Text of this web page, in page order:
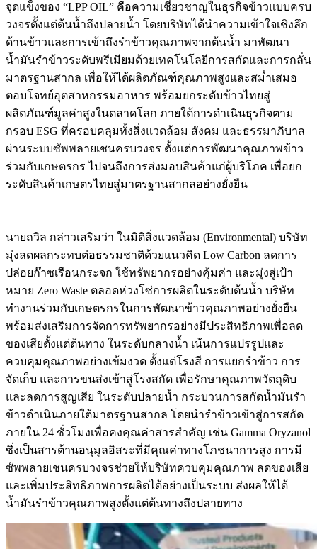
จุดแข็งของ “LPP OIL” คือความเชี่ยวชาญในธุรกิจข้าวแบบครบ
วงจรตั้งแต่ต้นน้ำถึงปลายน้ำ โดยบริษัทได้นำความเข้าใจเชิงลึก
ด้านข้าวและการเข้าถึงรำข้าวคุณภาพจากต้นน้ำ มาพัฒนา
น้ำมันรำข้าวระดับพรีเมียมด้วยเทคโนโลยีการสกัดและการกลั่น
มาตรฐานสากล เพื่อให้ได้ผลิตภัณฑ์คุณภาพสูงและสม่ำเสมอ
ตอบโจทย์อุตสาหกรรมอาหาร พร้อมยกระดับข้าวไทยสู่
ผลิตภัณฑ์มูลค่าสูงในตลาดโลก ภายใต้การดำเนินธุรกิจตาม
กรอบ ESG ที่ครอบคลุมทั้งสิ่งแวดล้อม สังคม และธรรมาภิบาล
ผ่านระบบซัพพลายเชนครบวงจร ตั้งแต่การพัฒนาคุณภาพข้าว
ร่วมกับเกษตรกร ไปจนถึงการส่งมอบสินค้าแก่ผู้บริโภค เพื่อยก
ระดับสินค้าเกษตรไทยสู่มาตรฐานสากลอย่างยั่งยืน
นายถวิล กล่าวเสริมว่า ในมิติสิ่งแวดล้อม (Environmental) บริษัท
มุ่งลดผลกระทบต่อธรรมชาติด้วยแนวคิด Low Carbon ลดการ
ปล่อยก๊าซเรือนกระจก ใช้ทรัพยากรอย่างคุ้มค่า และมุ่งสู่เป้า
หมาย Zero Waste ตลอดห่วงโซ่การผลิตในระดับต้นน้ำ บริษัท
ทำงานร่วมกับเกษตรกรในการพัฒนาข้าวคุณภาพอย่างยั่งยืน
พร้อมส่งเสริมการจัดการทรัพยากรอย่างมีประสิทธิภาพเพื่อลด
ของเสียตั้งแต่ต้นทาง ในระดับกลางน้ำ เน้นการแปรรูปและ
ควบคุมคุณภาพอย่างเข้มงวด ตั้งแต่โรงสี การแยกรำข้าว การ
จัดเก็บ และการขนส่งเข้าสู่โรงสกัด เพื่อรักษาคุณภาพวัตถุดิบ
และลดการสูญเสีย ในระดับปลายน้ำ กระบวนการสกัดน้ำมันรำ
ข้าวดำเนินภายใต้มาตรฐานสากล โดยนำรำข้าวเข้าสู่การสกัด
ภายใน 24 ชั่วโมงเพื่อคงคุณค่าสารสำคัญ เช่น Gamma Oryzanol
ซึ่งเป็นสารต้านอนุมูลอิสระที่มีคุณค่าทางโภชนาการสูง การมี
ซัพพลายเชนครบวงจรช่วยให้บริษัทควบคุมคุณภาพ ลดของเสีย
และเพิ่มประสิทธิภาพการผลิตได้อย่างเป็นระบบ ส่งผลให้ได้
น้ำมันรำข้าวคุณภาพสูงตั้งแต่ต้นทางถึงปลายทาง